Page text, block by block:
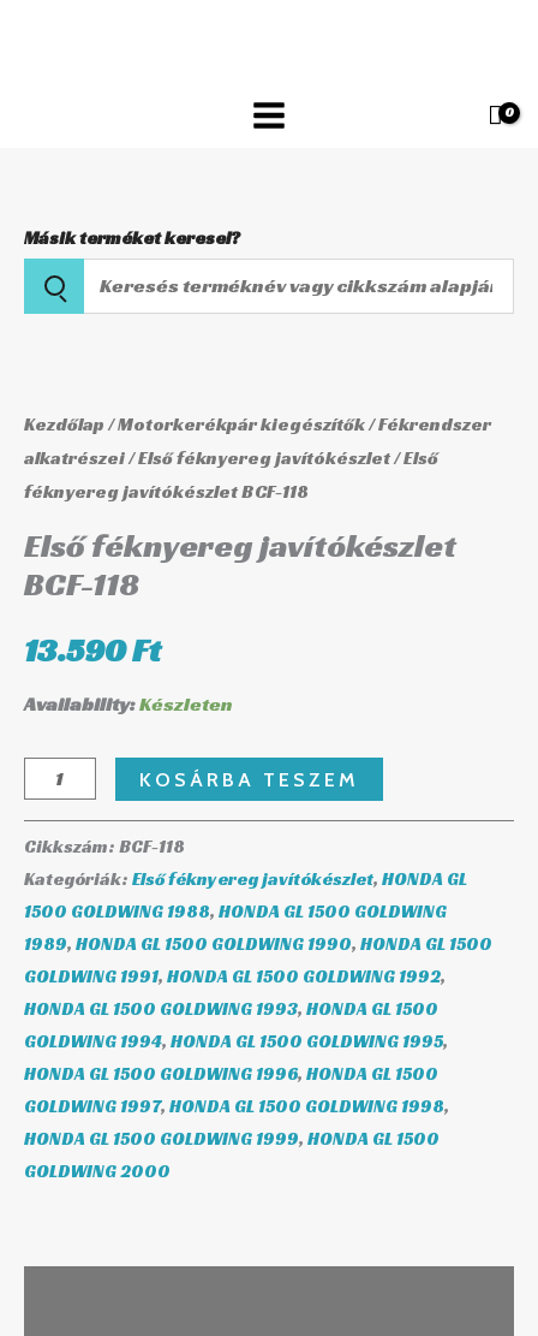
Másik terméket keresel?
Keresés
terméknév
alapján
Kezdőlap/Motorkerékpár kiegészítők/Fékrendszer
alkatrészei/Első féknyereg javítókészlet/ Első
féknyereg javítókészlet BCF-118
Első féknyereg javítókészlet
BCF-118
13.590Ft
Availability:Készleten
javítókészlet
BCF-
118
mennyiség
KOSÁRBA TESZEM
Cikkszám: BCF-118
Kategóriák: Első féknyereg javítókészlet, HONDA GL
1500 GOLDWING 1988, HONDA GL 1500 GOLDWING
1989, HONDA GL 1500 GOLDWING 1990, HONDA GL 1500
GOLDWING 1991, HONDA GL 1500 GOLDWING 1992,
HONDA GL 1500 GOLDWING 1993, HONDA GL 1500
GOLDWING 1994, HONDA GL 1500 GOLDWING 1995,
HONDA GL 1500 GOLDWING 1996, HONDA GL 1500
GOLDWING 1997, HONDA GL 1500 GOLDWING 1998,
HONDA GL 1500 GOLDWING 1999, HONDA GL 1500
GOLDWING 2000